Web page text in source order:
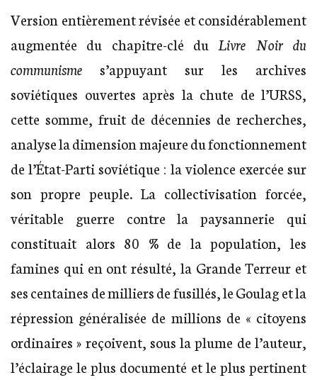
Version entièrement révisée et considérablement
augmentée du chapitre-clé du Livre Noir du
communisme s’appuyant sur les archives
soviétiques ouvertes après la chute de l’URSS,
cette somme, fruit de décennies de recherches,
analyse la dimension majeure du fonctionnement
de l’État-Parti soviétique : la violence exercée sur
son propre peuple. La collectivisation forcée,
véritable guerre contre la paysannerie qui
constituait alors 80 % de la population, les
famines qui en ont résulté, la Grande Terreur et
ses centaines de milliers de fusillés, le Goulag et la
répression généralisée de millions de « citoyens
ordinaires » reçoivent, sous la plume de l’auteur,
l’éclairage le plus documenté et le plus pertinent